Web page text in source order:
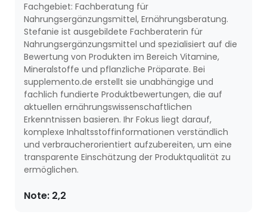
Fachgebiet: Fachberatung für
Nahrungsergänzungsmittel, Ernährungsberatung.
Stefanie ist ausgebildete Fachberaterin für
Nahrungsergänzungsmittel und spezialisiert auf die
Bewertung von Produkten im Bereich Vitamine,
Mineralstoffe und pflanzliche Präparate. Bei
supplemento.de erstellt sie unabhängige und
fachlich fundierte Produktbewertungen, die auf
aktuellen ernährungswissenschaftlichen
Erkenntnissen basieren. Ihr Fokus liegt darauf,
komplexe Inhaltsstoffinformationen verständlich
und verbraucherorientiert aufzubereiten, um eine
transparente Einschätzung der Produktqualität zu
ermöglichen.
Note: 2,2